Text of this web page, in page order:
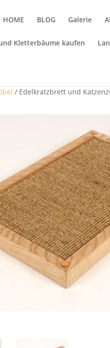
HOME BLOG Galerie
Kletterbäume kaufen
/ Edelkratzbrett und